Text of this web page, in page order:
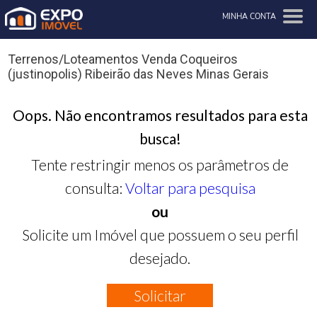
MINHA CONTA
Terrenos/Loteamentos Venda Coqueiros
(justinopolis) Ribeirão das Neves Minas Gerais
Oops. Não encontramos resultados para esta
busca!
Tente restringir menos os parâmetros de
consulta: Voltar para pesquisa
ou
Solicite um Imóvel que possuem o seu perfil
desejado.
Solicitar